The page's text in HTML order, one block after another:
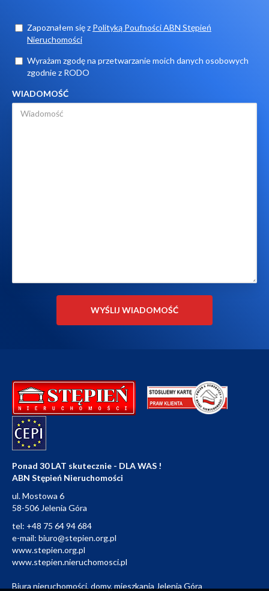
Zapoznałem się z Polityką Poufności ABN Stępień
Nieruchomości
Wyrażam zgodę na przetwarzanie moich danych osobowych
zgodnie z RODO
WIADOMOŚĆ
Ponad 30 LAT skutecznie - DLA WAS !
ABN Stępień Nieruchomości
ul. Mostowa 6
58-506 Jelenia Góra
tel: +48 75 64 94 684
e-mail: biuro@stepien.org.pl
www.stepien.org.pl
www.stepien.nieruchomosci.pl
Biura nieruchomości, domy, mieszkania Jelenia Góra